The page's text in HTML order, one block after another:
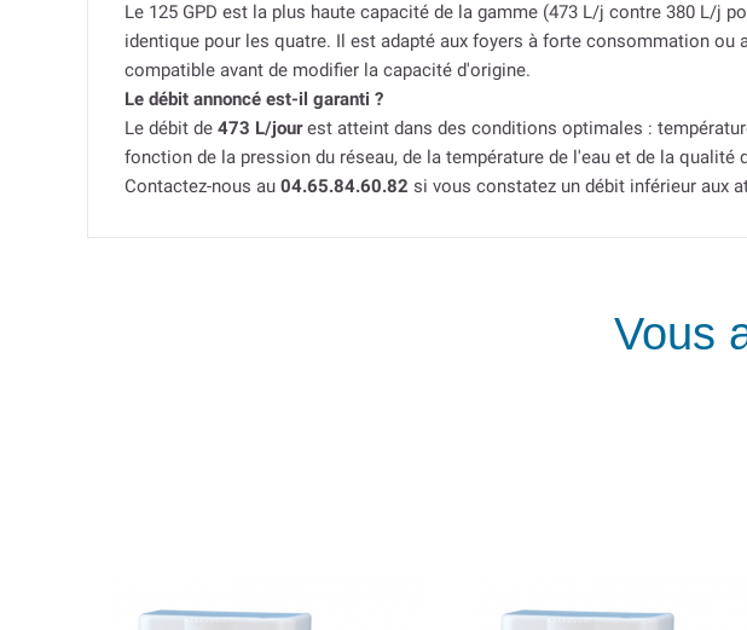
Le 125 GPD est la plus haute capacité de la gamme (473 L/j contre 380 L/j
identique pour les quatre. Il est adapté aux foyers à forte consommation
compatible avant de modifier la capacité d'origine.
Le débit annoncé est-il garanti ?
Le débit de 473 L/jourest atteint dans des conditions optimales :
fonction de la pression du réseau, de la température de l'eau et de la qualité
Contactez-nous au 04.65.84.60.82 si vous constatez un débit inférieur aux
Vous